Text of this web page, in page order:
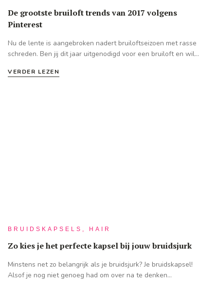
De grootste bruiloft trends van 2017 volgens
Pinterest
Nu de lente is aangebroken nadert bruiloftseizoen met rasse
schreden. Ben jij dit jaar uitgenodigd voor een bruiloft en wil...
VERDER LEZEN
BRUIDSKAPSELS, HAIR
Zo kies je het perfecte kapsel bij jouw bruidsjurk
Minstens net zo belangrijk als je bruidsjurk? Je bruidskapsel!
Alsof je nog niet genoeg had om over na te denken...